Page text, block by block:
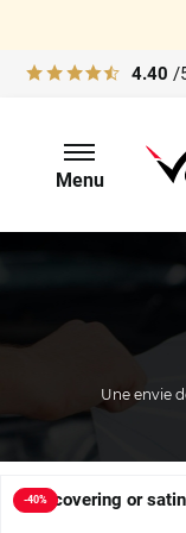
4.40 /
Menu
Une envie
-40%
Film covering or